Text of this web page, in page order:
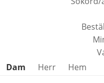
Hoppa över
Dam Herr
Hem